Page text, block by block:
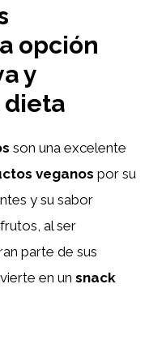
opción
y
dieta
son una excelente
veganos por su
y su sabor
al ser
parte de sus
en un snack